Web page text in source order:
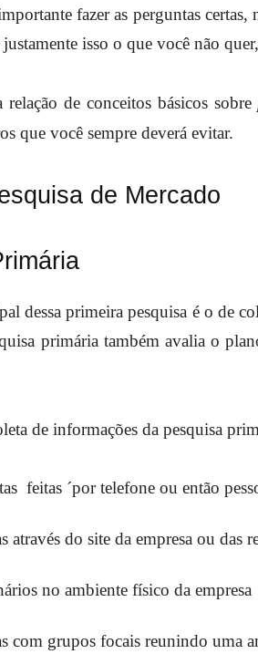
fazer as perguntas
isso o que você não
de conceitos básicos sobre
que você sempre deverá evitar.
de Mercado
dessa primeira pesquisa é o de
primária também avalia o
de informações da pesquisa
feitas ´por telefone ou então
através do site da empresa ou das
no ambiente físico da empresa
com grupos focais reunindo uma